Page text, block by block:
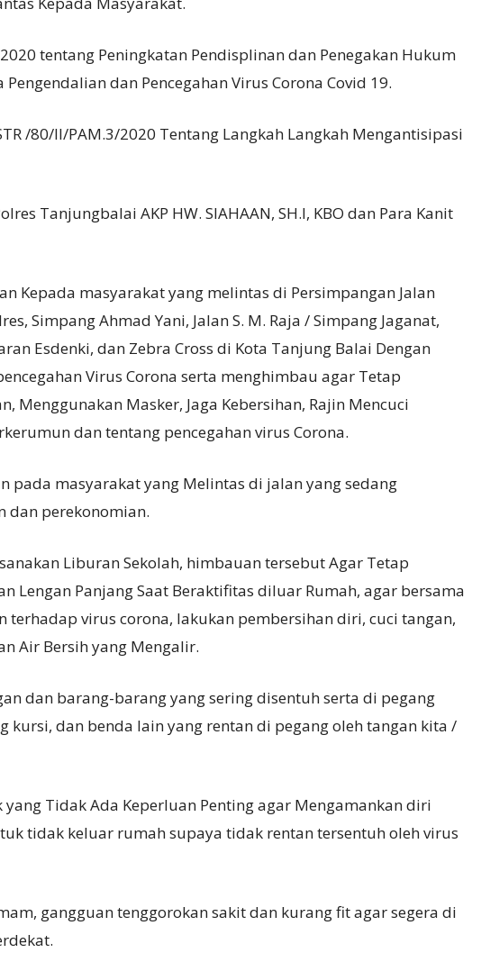
tentang Peningkatan Pendisplinan dan Penegakan Hukum
dan Pencegahan Virus Corona Covid 19.
/80/II/PAM.3/2020 Tentang Langkah Langkah Mengantisipasi
Tanjungbalai AKP HW. SIAHAAN, SH.l, KBO dan Para Kanit
Kepada masyarakat yang melintas di Persimpangan Jalan
Simpang Ahmad Yani, Jalan S. M. Raja / Simpang Jaganat,
Esdenki, dan Zebra Cross di Kota Tanjung Balai Dengan
Virus Corona serta menghimbau agar Tetap
Menggunakan Masker, Jaga Kebersihan, Rajin Mencuci
dan tentang pencegahan virus Corona.
pada masyarakat yang Melintas di jalan yang sedang
dan perekonomian.
Liburan Sekolah, himbauan tersebut Agar Tetap
Lengan Panjang Saat Beraktifitas diluar Rumah, agar bersama
terhadap virus corona, lakukan pembersihan diri, cuci tangan,
Air Bersih yang Mengalir.
dan barang-barang yang sering disentuh serta di pegang
kursi, dan benda lain yang rentan di pegang oleh tangan kita /
Tidak Ada Keperluan Penting agar Mengamankan diri
tidak keluar rumah supaya tidak rentan tersentuh oleh virus
gangguan tenggorokan sakit dan kurang fit agar segera di